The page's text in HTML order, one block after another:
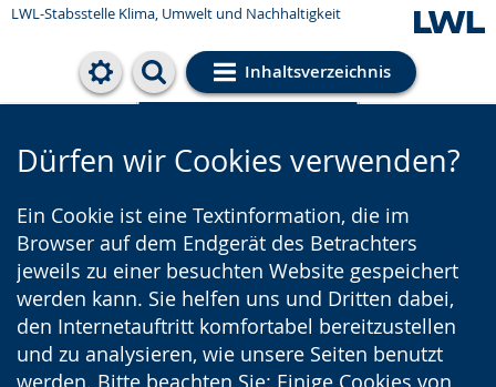
LWL-Stabsstelle Klima, Umwelt und Nachhaltigkeit
Inhaltsverzeichnis
Cookie-Einstellungen
Dürfen wir Cookies verwenden?
Ein Cookie ist eine Textinformation, die im
Browser auf dem Endgerät des Betrachters
jeweils zu einer besuchten Website gespeichert
werden kann. Sie helfen uns und Dritten dabei,
den Internetauftritt komfortabel bereitzustellen
und zu analysieren, wie unsere Seiten benutzt
werden. Bitte beachten Sie: Einige Cookies von